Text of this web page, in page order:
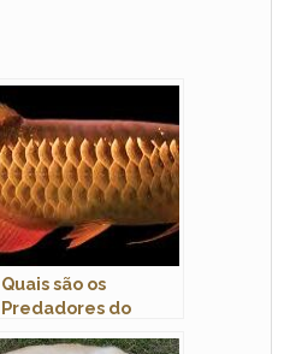
Quais são os
Predadores do